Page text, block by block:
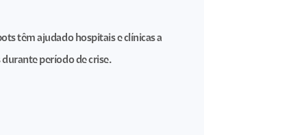
têm ajudado hospitais e clínicas a
período de crise.